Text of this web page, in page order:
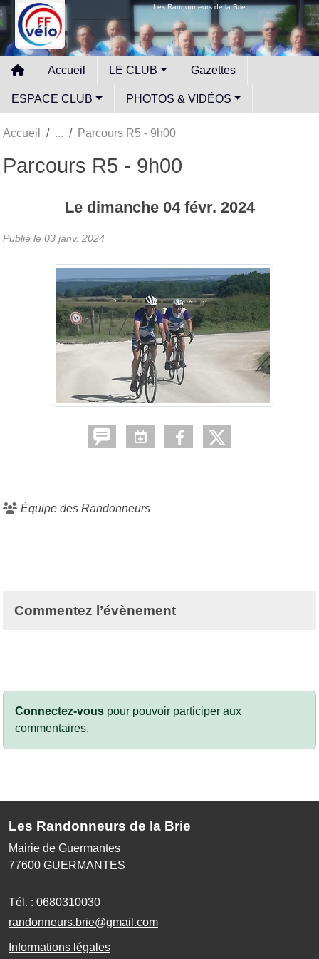
Les Randonneurs de la Brie
Accueil LE CLUB Gazettes
ESPACE CLUB PHOTOS & VIDÉOS
Accueil Parcours R5 - 9h00
Parcours R5 - 9h00
Le dimanche 04 févr. 2024
Publié le 03 janv. 2024
Équipe des Randonneurs
Commentez l’évènement
Connectez-vous pour pouvoir participer aux
commentaires.
Les Randonneurs de la Brie
Mairie de Guermantes
77600 GUERMANTES
Tél. : 0680310030
randonneurs.brie@gmail.com
Informations légales
Panneau de gestion des cookies